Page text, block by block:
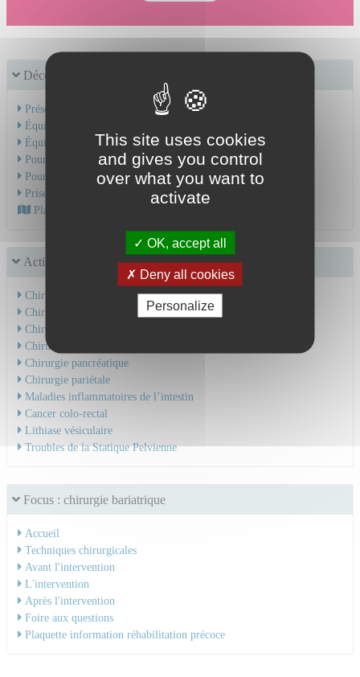
Découvrir le service
Présentation de l'activité
Équipe médicale
Équipe soignante
Pour une hospitalisation
Pour une consultation
Prise en charge du cancer
Plan d'accès au CHU
Activités chirurgicales
Chirurgie diverticulaire
Chirurgie hépatobiliaire
Chirurgie de l'estomac
Chirurgie de l'oesophage
Chirurgie pancréatique
Chirurgie pariétale
Maladies inflammatoires de l’intestin
Cancer colo-rectal
Lithiase vésiculaire
Troubles de la Statique Pelvienne
Focus : chirurgie bariatrique
Accueil
Techniques chirurgicales
Avant l'intervention
L'intervention
Après l'intervention
Foire aux questions
Plaquette information réhabilitation précoce
This site uses cookies
and gives you control
over what you want to
activate
OK, accept all
Deny all cookies
Personalize